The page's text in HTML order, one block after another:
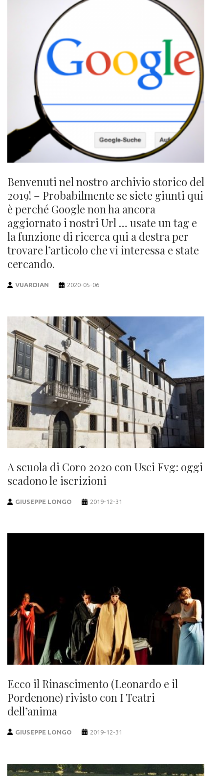
Benvenuti nel nostro archivio storico del
2019! – Probabilmente se siete giunti qui
è perché Google non ha ancora
aggiornato i nostri Url … usate un tag e
la funzione di ricerca qui a destra per
trovare l’articolo che vi interessa e state
cercando.
VUARDIAN 2020-05-06
A scuola di Coro 2020 con Usci Fvg: oggi
scadono le iscrizioni
GIUSEPPE LONGO 2019-12-31
Ecco il Rinascimento (Leonardo e il
Pordenone) rivisto con I Teatri
dell’anima
GIUSEPPE LONGO 2019-12-31